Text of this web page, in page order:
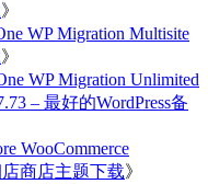
》
WP Migration Multisite
》
WP Migration Unlimited
– 最好的WordPress备
WooCommerce
店商店主题下载》